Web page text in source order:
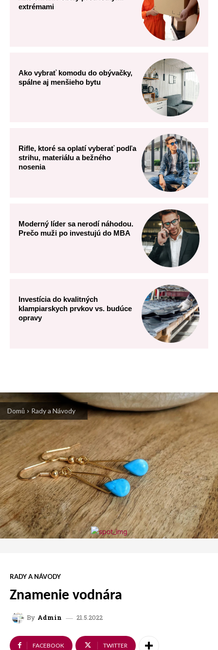
extrémami
Ako vybrať komodu do obývačky,
spálne aj menšieho bytu
Rifle, ktoré sa oplatí vyberať podľa
strihu, materiálu a bežného
nosenia
Moderný líder sa nerodí náhodou.
Prečo muži po investujú do MBA
Investícia do kvalitných
klampiarskych prvkov vs. budúce
opravy